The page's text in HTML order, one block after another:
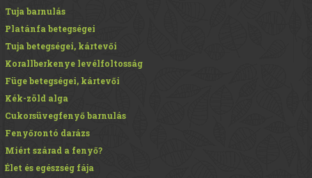
Tuja barnulás
Platánfa betegségei
Tuja betegségei, kártevői
Korallberkenye levélfoltosság
Füge betegségei, kártevői
Kék-zöld alga
Cukorsüvegfenyő barnulás
Fenyőrontó darázs
Miért szárad a fenyő?
Élet és egészség fája